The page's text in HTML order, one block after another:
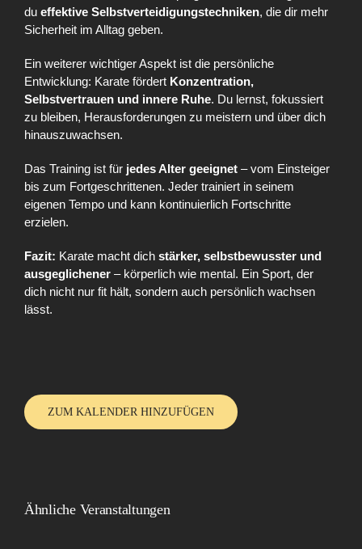
du effektive Selbstverteidigungstechniken, die dir mehr
Sicherheit im Alltag geben.
Ein weiterer wichtiger Aspekt ist die persönliche
Entwicklung: Karate fördert Konzentration,
Selbstvertrauen und innere Ruhe. Du lernst, fokussiert
zu bleiben, Herausforderungen zu meistern und über dich
hinauszuwachsen.
Das Training ist für jedes Alter geeignet – vom Einsteiger
bis zum Fortgeschrittenen. Jeder trainiert in seinem
eigenen Tempo und kann kontinuierlich Fortschritte
erzielen.
Fazit: Karate macht dich stärker, selbstbewusster und
ausgeglichener – körperlich wie mental. Ein Sport, der
dich nicht nur fit hält, sondern auch persönlich wachsen
lässt.
ZUM KALENDER HINZUFÜGEN
Ähnliche Veranstaltungen